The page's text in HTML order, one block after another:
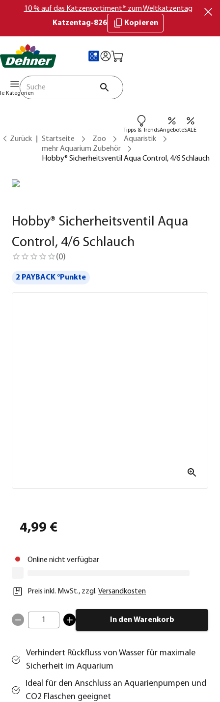
10 % auf das Katzensortiment* zum Weltkatzentag
Katzentag-826
Kopieren
Kategorien
Tipps & TrendsAngeboteSALE
Zurück Startseite Zoo
Aquaristik
mehr Aquarium Zubehör
Hobby® Sicherheitsventil Aqua Control, 4/6 Schlauch
Hobby® Sicherheitsventil Aqua
Control, 4/6 Schlauch
(0)
2 PAYBACK °Punkte
4,99 €
Online nicht verfügbar
Preis inkl. MwSt., zzgl. Versandkosten
1 In den Warenkorb
Verhindert Rückfluss von Wasser für maximale
Sicherheit im Aquarium
Ideal für den Anschluss an Aquarienpumpen und
CO2 Flaschen geeignet